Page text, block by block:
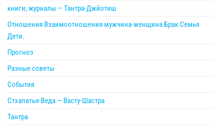
книги, журналы — Тантра-Джйотиш
Отношения Взаимоотношения мужчина-женщина Брак Семья
Дети.
Прогноз
Разные советы
События
Стхапатья-Веда — Васту-Шастра
Тантра